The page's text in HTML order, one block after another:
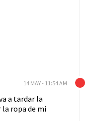
14 MAY - 11:54 AM